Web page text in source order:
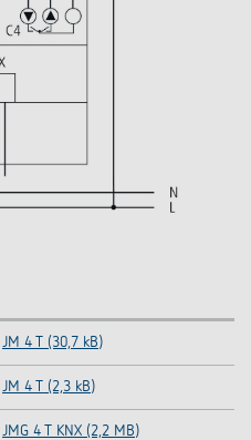
JM 4 T (30,7 kB)
JM 4 T (2,3 kB)
JMG 4 T KNX (2,2 MB)